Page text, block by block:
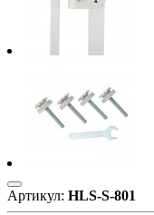
Артикул: HLS-S-801